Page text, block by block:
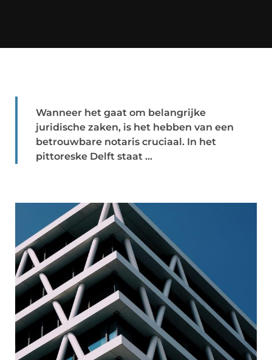
Wanneer het gaat om belangrijke
juridische zaken, is het hebben van een
betrouwbare notaris cruciaal. In het
pittoreske Delft staat ...